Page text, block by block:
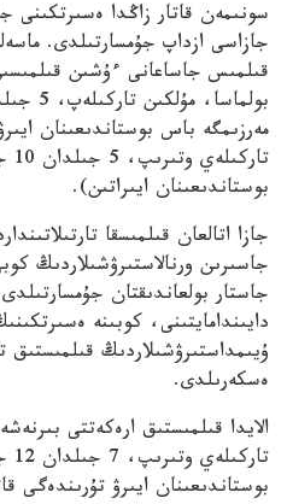
سونىمەن قاتار زاڭدا ەسىرتكىنى
جازاسى ازداپ جۇمسارتىلدى.
قىلمىس جاساعانى ءۇشىن
مەرزىمگە باس بوستاندىعىنان
بوستاندىعىنان ايىراتىن).
جازا اتالعان قىلمىسقا
جاسىرىن ورنالاستىرۋشىلاردىڭ
جاستار بولعاندىقتان
دايىندامايتىنى، كوبىنە
ۇيىمداستىرۋشىلاردىڭ قىلمىستىق
ەسكەرىلدى.
الايدا قىلمىستىق ارەكەتتى
بوستاندىعىنان ايىرۋ تۇرىندەگى